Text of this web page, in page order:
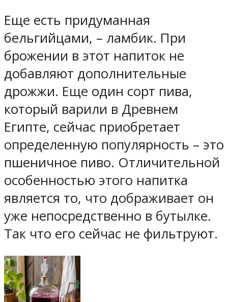
Еще есть придуманная
бельгийцами, – ламбик. При
брожении в этот напиток не
добавляют дополнительные
дрожжи. Еще один сорт пива,
который варили в Древнем
Египте, сейчас приобретает
определенную популярность – это
пшеничное пиво. Отличительной
особенностью этого напитка
является то, что дображивает он
уже непосредственно в бутылке.
Так что его сейчас не фильтруют.